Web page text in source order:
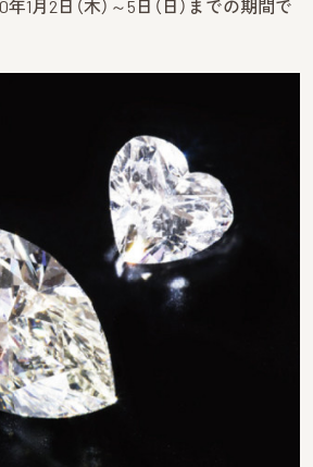
1月2日（木）～5日（日）までの期間で